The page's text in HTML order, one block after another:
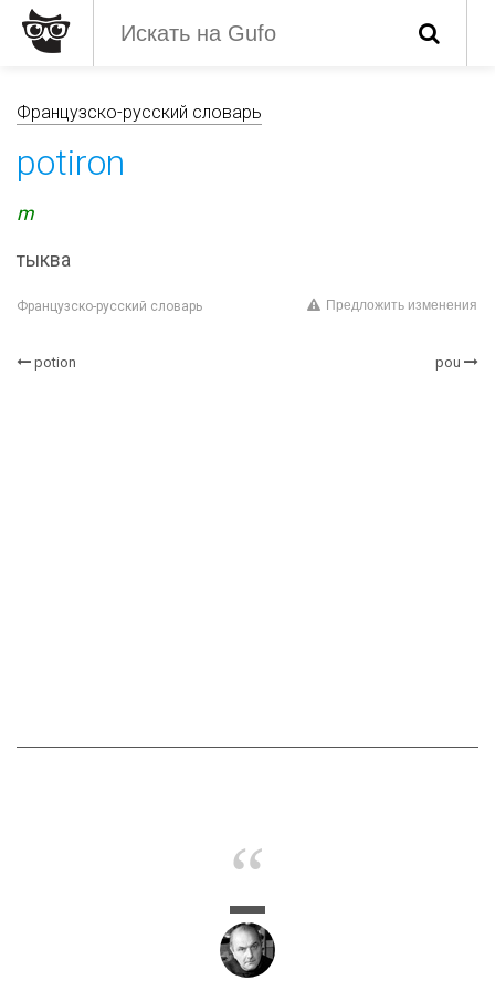
Французско-русский словарь
potiron
m
тыква
Французско-русский словарь Предложить изменения
potion pou